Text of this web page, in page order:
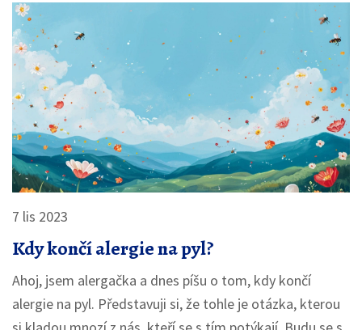
7 lis 2023
Kdy končí alergie na pyl?
Ahoj, jsem alergačka a dnes píšu o tom, kdy končí
alergie na pyl. Představuji si, že tohle je otázka, kterou